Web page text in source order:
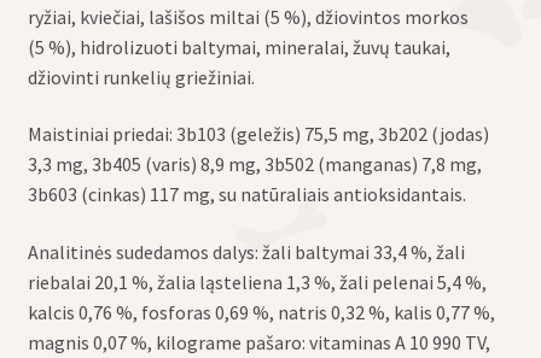
ryžiai, kviečiai, lašišos miltai (5 %), džiovintos morkos
(5 %), hidrolizuoti baltymai, mineralai, žuvų taukai,
džiovinti runkelių griežiniai.
Maistiniai priedai: 3b103 (geležis) 75,5 mg, 3b202 (jodas)
3,3 mg, 3b405 (varis) 8,9 mg, 3b502 (manganas) 7,8 mg,
3b603 (cinkas) 117 mg, su natūraliais antioksidantais.
Analitinės sudedamos dalys: žali baltymai 33,4 %, žali
riebalai 20,1 %, žalia ląsteliena 1,3 %, žali pelenai 5,4 %,
kalcis 0,76 %, fosforas 0,69 %, natris 0,32 %, kalis 0,77 %,
magnis 0,07 %, kilograme pašaro: vitaminas A 10 990 TV,